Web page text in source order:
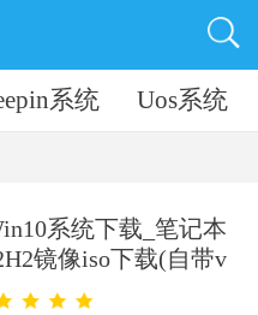
系统 Uos系统
系统下载_笔记本
镜像iso下载(自带v